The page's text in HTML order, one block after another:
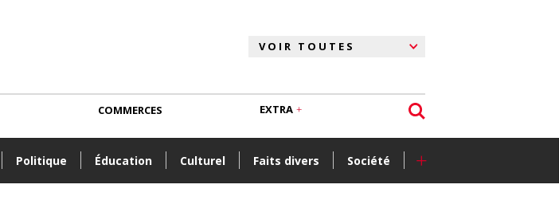
Politique Éducation Culturel Faits divers Société +
COMMERCES EXTRA